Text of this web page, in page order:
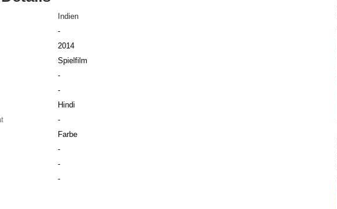
Indien
-
2014
Spielfilm
-
-
Hindi
-
Farbe
-
-
-